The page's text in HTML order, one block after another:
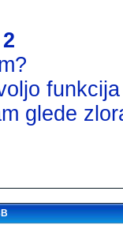
glede